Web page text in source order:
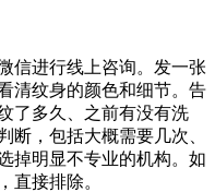
信进行线上咨询。发一张
清纹身的颜色和细节。告
了多久、之前有没有洗
断，包括大概需要几次、
掉明显不专业的机构。如
直接排除。